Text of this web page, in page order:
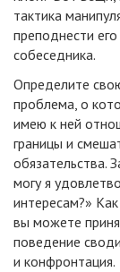
тактика
преподнести
собеседника.
Определите
проблема, о
имею к ней
границы и
обязательства.
могу я
интересам?»
вы можете
поведение
и конфронтация.